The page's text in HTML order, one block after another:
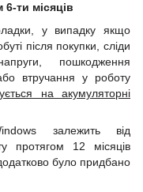
ти місяців
у випадку якщо
після покупки, сліди
пошкодження
втручання у роботу
на акумуляторні
залежить від
протягом 12 місяців
було придбано